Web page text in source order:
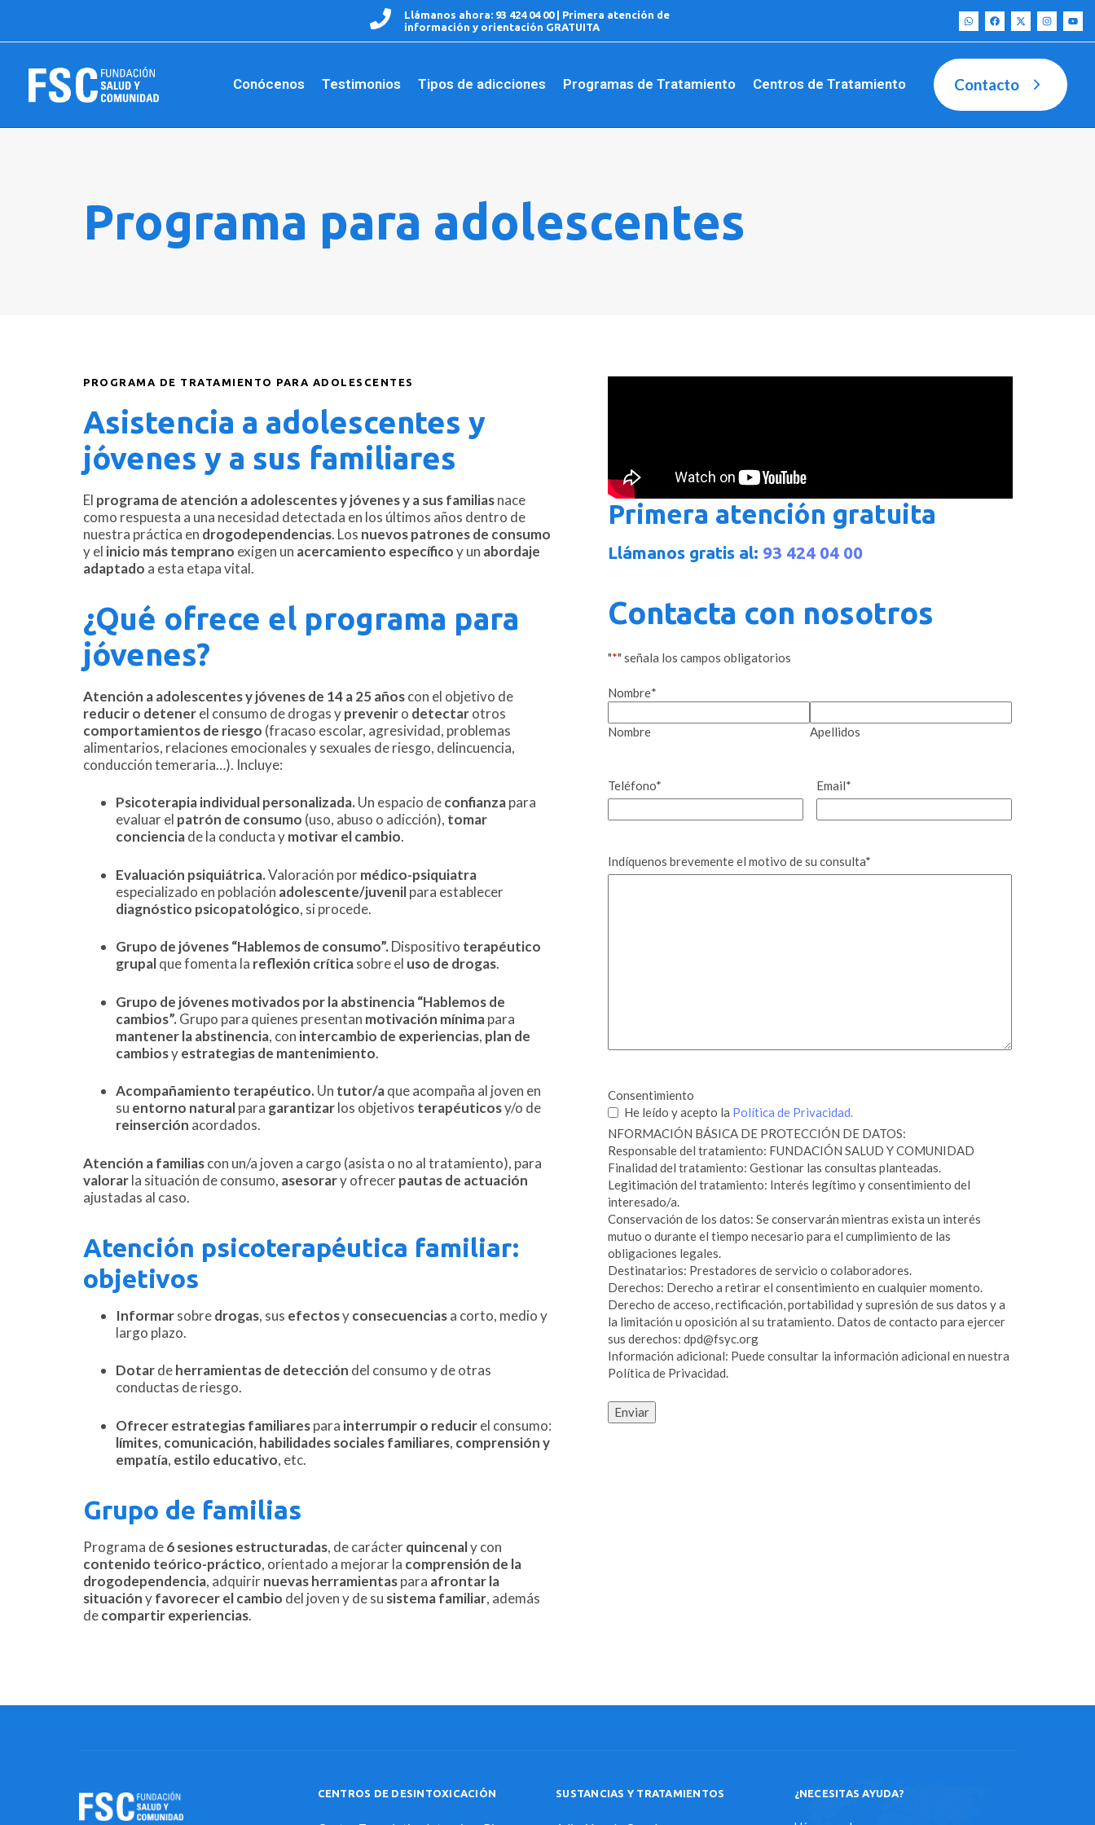
Llámanos ahora: 93 424 04 00| Primera atención de
información y orientación GRATUITA
Conócenos Testimonios Tipos de adicciones Programas de Tratamiento Centros de Tratamiento Contacto
Programa para adolescentes
PROGRAMA DE TRATAMIENTO PARA ADOLESCENTES
Asistencia a adolescentes y
jóvenes y a sus familiares
El programa de atención a adolescentes y jóvenes y a sus familiasnace
como respuesta a una necesidad detectada en los últimos años dentro de
nuestra práctica en drogodependencias. Los nuevos patrones de consumo
y el inicio más temprano exigen un acercamiento específicoy un abordaje
adaptado a esta etapa vital.
¿Qué ofrece el programa para
jóvenes?
Atención a adolescentes y jóvenes de 14 a 25 añoscon el objetivo de
reducir o detenerel consumo de drogas ypreveniro detectarotros
comportamientos de riesgo (fracaso escolar, agresividad, problemas
alimentarios, relaciones emocionales y sexuales de riesgo, delincuencia,
conducción temeraria…). Incluye:
Psicoterapia individual personalizada. Un espacio deconfianzapara
evaluar el patrón de consumo (uso, abuso o adicción), tomar
concienciade la conducta ymotivar el cambio.
Evaluación psiquiátrica.Valoración pormédico-psiquiatra
especializado en población adolescente/juvenilpara establecer
diagnóstico psicopatológico, si procede.
Grupo de jóvenes “Hablemos de consumo”. Dispositivo terapéutico
grupalque fomenta la reflexión críticasobre el uso de drogas.
Grupo de jóvenes motivados por la abstinencia “Hablemos de
cambios”. Grupo para quienes presentan motivación mínimapara
mantener la abstinencia, con intercambio de experiencias, plan de
cambiosyestrategias de mantenimiento.
Acompañamiento terapéutico. Un tutor/aque acompaña al joven en
su entorno naturalpara garantizarlos objetivos terapéuticosy/o de
reinserción acordados.
Atención a familiascon un/a joven a cargo (asista o no al tratamiento), para
valorarla situación de consumo, asesorary ofrecerpautas de actuación
ajustadas al caso.
Atención psicoterapéutica familiar:
objetivos
Informarsobredrogas, sus efectosyconsecuenciasa corto, medio y
largo plazo.
Dotardeherramientas de detección del consumo y de otras
conductas de riesgo.
Ofrecer estrategias familiarespara interrumpir o reducirel consumo:
límites, comunicación, habilidades sociales familiares, comprensión y
empatía, estilo educativo, etc.
Grupo de familias
Programa de6 sesiones estructuradas, de carácterquincenaly con
contenido teórico-práctico, orientado a mejorar la comprensión de la
drogodependencia, adquirirnuevas herramientaspara afrontar la
situaciónyfavorecer el cambio del joven y de su sistema familiar, además
decompartir experiencias.
Primera atención gratuita
Llámanos gratis al: 93 424 04 00
Contacta con nosotros
"*" señala los campos obligatorios
Nombre*
Nombre Apellidos
Teléfono* Email*
Indíquenos brevemente el motivo de su consulta*
Consentimiento
He leído y acepto la Política de Privacidad.
NFORMACIÓN BÁSICA DE PROTECCIÓN DE DATOS:
Responsable del tratamiento: FUNDACIÓN SALUD Y COMUNIDAD
Finalidad del tratamiento: Gestionar las consultas planteadas.
Legitimación del tratamiento: Interés legítimo y consentimiento del
interesado/a.
Conservación de los datos: Se conservarán mientras exista un interés
mutuo o durante el tiempo necesario para el cumplimiento de las
obligaciones legales.
Destinatarios: Prestadores de servicio o colaboradores.
Derechos: Derecho a retirar el consentimiento en cualquier momento.
Derecho de acceso, rectificación, portabilidad y supresión de sus datos y a
la limitación u oposición al su tratamiento. Datos de contacto para ejercer
sus derechos: dpd@fsyc.org
Información adicional: Puede consultar la información adicional en nuestra
Política de Privacidad.
CENTROS DE DESINTOXICACIÓN SUSTANCIAS Y TRATAMIENTOS ¿NECESITAS AYUDA?